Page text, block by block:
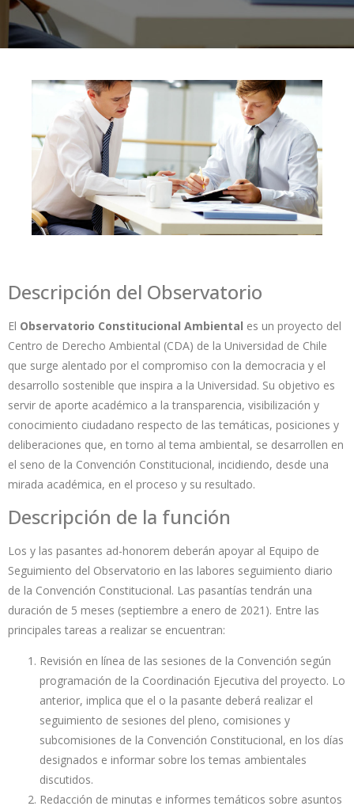
Descripción del Observatorio
El Observatorio Constitucional Ambiental es un proyecto del
Centro de Derecho Ambiental (CDA) de la Universidad de Chile
que surge alentado por el compromiso con la democracia y el
desarrollo sostenible que inspira a la Universidad. Su objetivo es
servir de aporte académico a la transparencia, visibilización y
conocimiento ciudadano respecto de las temáticas, posiciones y
deliberaciones que, en torno al tema ambiental, se desarrollen en
el seno de la Convención Constitucional, incidiendo, desde una
mirada académica, en el proceso y su resultado.
Descripción de la función
Los y las pasantes ad-honorem deberán apoyar al Equipo de
Seguimiento del Observatorio en las labores seguimiento diario
de la Convención Constitucional. Las pasantías tendrán una
duración de 5 meses (septiembre a enero de 2021). Entre las
principales tareas a realizar se encuentran:
Revisión en línea de las sesiones de la Convención según
programación de la Coordinación Ejecutiva del proyecto. Lo
anterior, implica que el o la pasante deberá realizar el
seguimiento de sesiones del pleno, comisiones y
subcomisiones de la Convención Constitucional, en los días
designados e informar sobre los temas ambientales
discutidos.
Redacción de minutas e informes temáticos sobre asuntos